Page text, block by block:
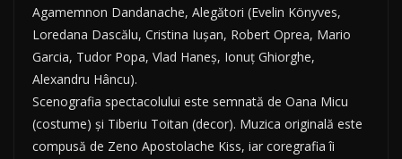
Agamemnon Dandanache, Alegători (Evelin Könyves,
Loredana Dascălu, Cristina Iușan, Robert Oprea, Mario
Garcia, Tudor Popa, Vlad Haneș, Ionuț Ghiorghe,
Alexandru Hâncu).
Scenografia spectacolului este semnată de Oana Micu
(costume) şi Tiberiu Toitan (decor). Muzica originală este
compusă de Zeno Apostolache Kiss, iar coregrafia îi